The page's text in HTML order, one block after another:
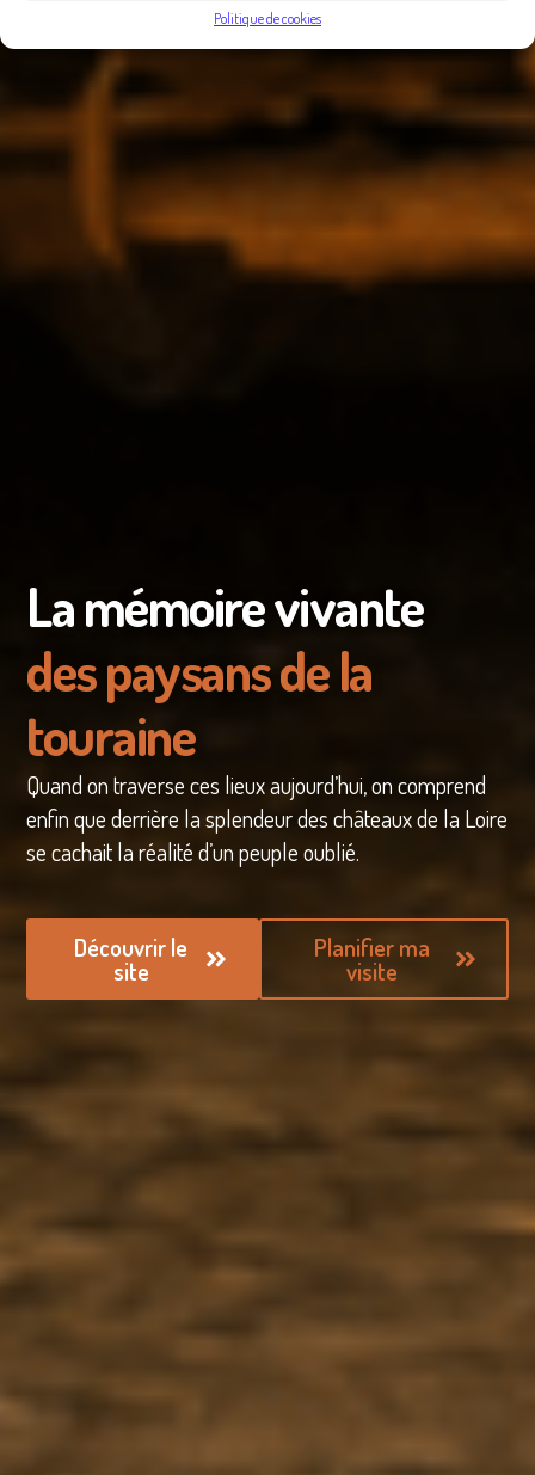
Politique de cookies
La mémoire vivante
des paysans de la
touraine
Quand on traverse ces lieux aujourd’hui, on comprend
enfin que derrière la splendeur des châteaux de la Loire
se cachait la réalité d’un peuple oublié.
Découvrir le
site
Planifier ma
visite